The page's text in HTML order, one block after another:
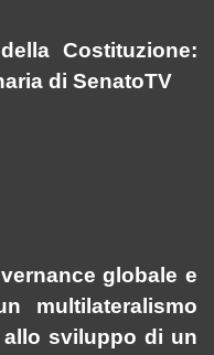
Costituzione:
di SenatoTV
globale e
multilateralismo
sviluppo di un